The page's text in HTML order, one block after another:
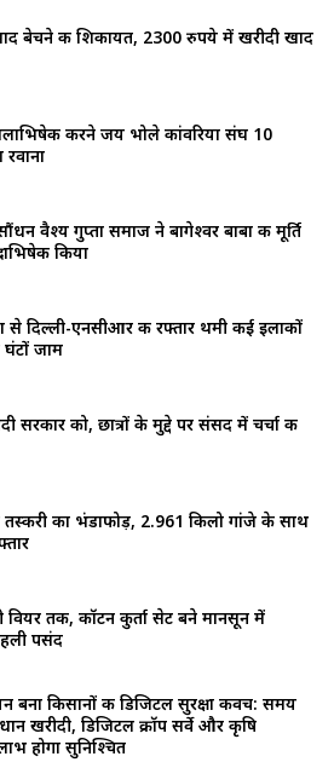
बेचने की शिकायत, 2300 रुपये में खरीदी खाद
करने जय भोले कांवरिया संघ 10
वैश्य गुप्ता समाज ने बागेश्वर बाबा की मूर्ति
किया
से दिल्ली-एनसीआर की रफ्तार थमी कई इलाकों
जाम
सरकार को, छात्रों के मुद्दे पर संसद में चर्चा की
तस्करी का भंडाफोड़, 2.961 किलो गांजे के साथ
तक, कॉटन कुर्ता सेट बने मानसून में
पसंद
बना किसानों की डिजिटल सुरक्षा कवच: समय
खरीदी, डिजिटल क्रॉप सर्वे और कृषि
होगा सुनिश्चित